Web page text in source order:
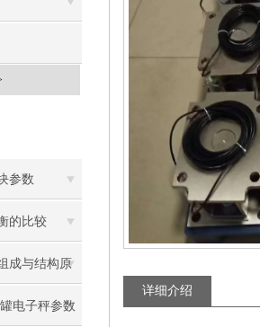
参数
的比较
成与结构原
电子秤参数
详细介绍